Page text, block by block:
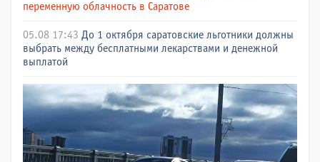
переменную облачность в Саратове
05.08 17:43 До 1 октября саратовские льготники должны
выбрать между бесплатными лекарствами и денежной
выплатой